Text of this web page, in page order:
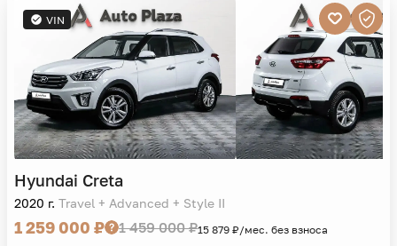
VIN
Hyundai Creta
2020 г. Travel + Advanced + Style II
1 259 000 ₽ 1 459 000 ₽15 879 ₽/мес. без взноса